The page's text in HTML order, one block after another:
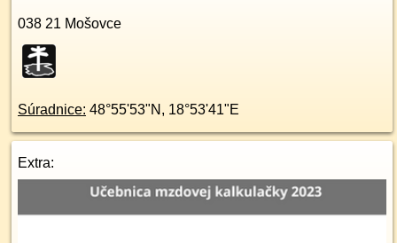
038 21 Mošovce
Súradnice: 48°55'53"N , 18°53'41"E
Extra: